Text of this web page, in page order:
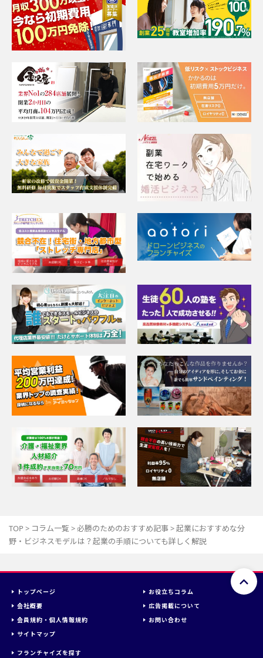
TOP > コラム一覧 >必勝のためのおすすめ記事>起業におすすめな分
野・ビジネスモデルは？起業の手順についても詳しく解説
トップページ
お役立ちコラム
会社概要
広告掲載について
会員規約・個人情報規約
お問い合わせ
サイトマップ
フランチャイズを探す